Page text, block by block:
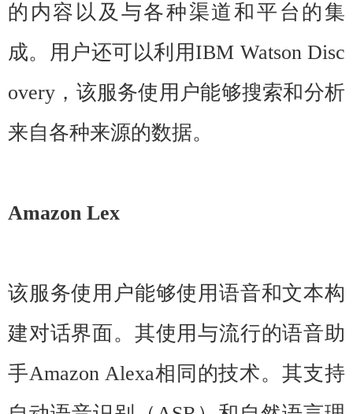
的内容以及与各种渠道和平台的集
成。用户还可以利用IBM Watson Disc
overy，该服务使用户能够搜索和分析
来自各种来源的数据。
Amazon Lex
该服务使用户能够使用语音和文本构
建对话界面。其使用与流行的语音助
手Amazon Alexa相同的技术。其支持